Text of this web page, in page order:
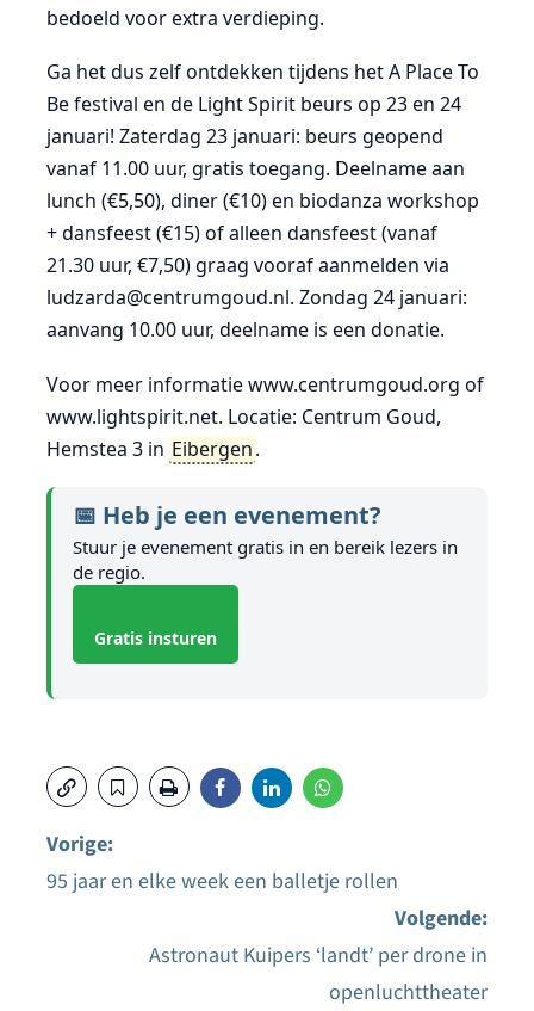
bedoeld voor extra verdieping.
Ga het dus zelf ontdekken tijdens het A Place To
Be festival en de Light Spirit beurs op 23 en 24
januari! Zaterdag 23 januari: beurs geopend
vanaf 11.00 uur, gratis toegang. Deelname aan
lunch (€5,50), diner (€10) en biodanza workshop
+ dansfeest (€15) of alleen dansfeest (vanaf
21.30 uur, €7,50) graag vooraf aanmelden via
ludzarda@centrumgoud.nl. Zondag 24 januari:
aanvang 10.00 uur, deelname is een donatie.
Voor meer informatie www.centrumgoud.org of
www.lightspirit.net. Locatie: Centrum Goud,
Hemstea 3 in Eibergen.
📅 Heb je een evenement?
Stuur je evenement gratis in en bereik lezers in
de regio.
Gratis insturen
Bericht
navigatie
Vorige:
95 jaar en elke week een balletje rollen
Volgende:
Astronaut Kuipers ‘landt’ per drone in
openluchttheater